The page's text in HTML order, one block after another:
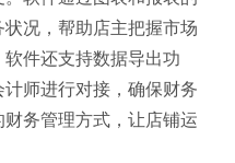
况，帮助店主把握市场
件还支持数据导出功
师进行对接，确保财务
务管理方式，让店铺运